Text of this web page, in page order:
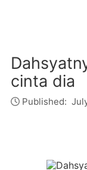
cinta dia
Published: